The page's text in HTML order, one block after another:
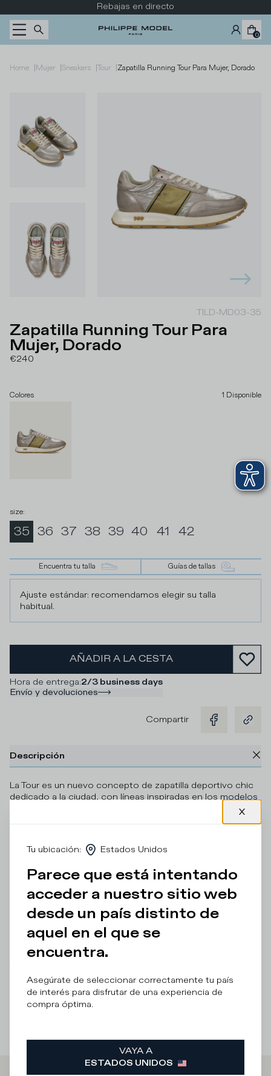
Rebajas en directo
0
Home |Mujer |Sneakers |Tour |Zapatilla Running Tour Para Mujer, Dorado
TILD-MD03-35
Zapatilla Running Tour Para
Mujer, Dorado
€240
Colores 1 Disponible
size:
35 36 37 38 39 40 41 42
Encuentra tu talla Guías de tallas
Ajuste estándar: recomendamos elegir su talla
habitual.
AÑADIR A LA CESTA
Hora de entrega:2/3 business days
Envío y devoluciones
Compartir
Descripción
La Tour es un nuevo concepto de zapatilla deportivo chic
dedicado a la ciudad, con líneas inspiradas en los modelos
de running clásicos. El cuerpo de piel y tejido técnico del
mismo tono se complementa con ribetes termosellados y
también su escudo bordado en la banda lateral en
contraste y su efecto lavado a la piedra. El modelo viene
de goma ultraligera de running que garantiza la máxima
comodidad durante todo el día.
Detalles y composición
Cuidado del Producto
problem loading related products
Tu ubicación: Estados Unidos
Parece que está intentando
acceder a nuestro sitio web
desde un país distinto de
aquel en el que se
encuentra.
Asegúrate de seleccionar correctamente tu país
de interés para disfrutar de una experiencia de
compra óptima.
VAYA A
ESTADOS UNIDOS